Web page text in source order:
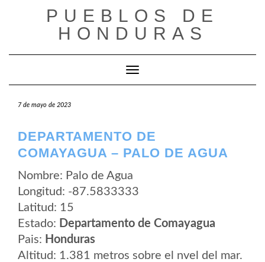
PUEBLOS DE
HONDURAS
Cambiar modo de navegación
7 de mayo de 2023
DEPARTAMENTO DE
COMAYAGUA – PALO DE AGUA
Nombre: Palo de Agua
Longitud: -87.5833333
Latitud: 15
Estado: Departamento de Comayagua
Pais: Honduras
Altitud: 1.381 metros sobre el nvel del mar.